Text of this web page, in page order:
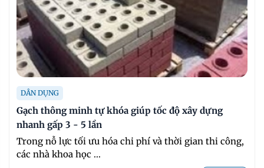
DÂN DỤNG
Gạch thông minh tự khóa giúp tốc độ xây dựng
nhanh gấp 3 - 5 lần
Trong nỗ lực tối ưu hóa chi phí và thời gian thi công,
các nhà khoa học ...